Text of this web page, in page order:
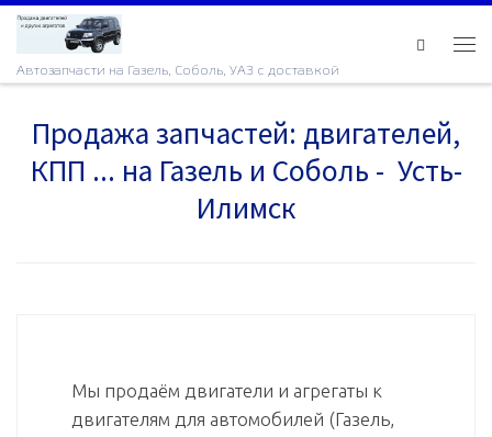
Skip to content
Автозапчасти на Газель, Соболь, УАЗ с доставкой
Продажа запчастей: двигателей,
КПП ... на Газель и Соболь - Усть-
Илимск
Мы продаём двигатели и агрегаты к
двигателям для автомобилей (Газель,